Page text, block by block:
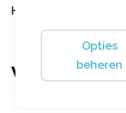
Hakhoogte:
Opties
beheren